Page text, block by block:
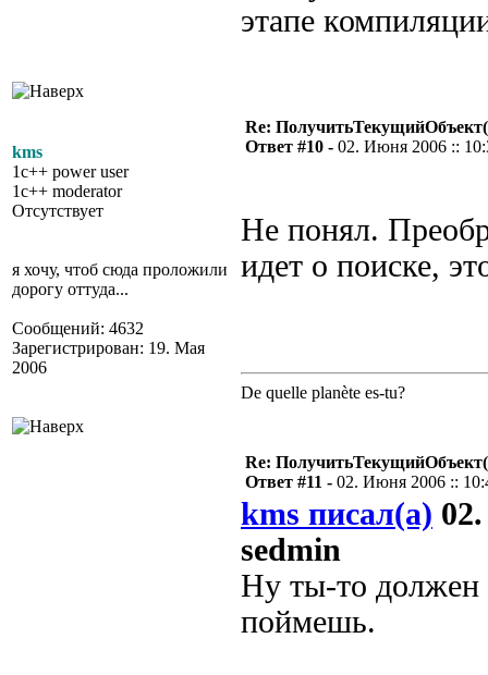
этапе
kms
1c++ power user
1c++ moderator
Отсутствует
я хочу, чтоб сюда проложили
дорогу оттуда...
Сообщений: 4632
Зарегистрирован: 19. Мая
2006
Re:
Ответ #10 - 02. Июня 2006 ::
Не понял.
идет о поиске,
De quelle planète es-tu?
Re:
Ответ #11 - 02. Июня 2006 ::
kms писал(а)
sedmin
Ну ты-то должен
поймешь.